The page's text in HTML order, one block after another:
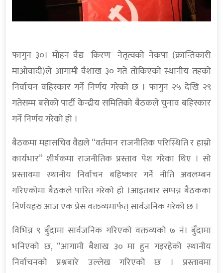
फागुन ३०। मोहन वैद्य ¨किरण¨ नेतृत्वको नेकपा (क्रान्तिकारी
माओवादी)ले आगामी वैशाख ३० गते तोकिएको स्थानीय तहको
निर्वाचन वहिस्कार गर्ने निर्णय गरेको छ । फागुन २५ देखि २९
गतेसम्म बसेको पार्टी केन्द्रीय समितिको बैठकले चुनाव बहिस्कार
गर्ने निर्णय गरेको हो ।
बैठकमा महासचिव वैद्यले “वर्तमान राजनीतिक परिस्थिति र हाम्रो
कार्यभार” शीर्षकमा राजनीतिक प्रस्ताव पेश गरेका थिए । सो
प्रस्तावमा स्थानीय निर्वाचन बहिष्कार गर्ने नीति अवलम्बन
गरिएकोमा बैठकले पारित गरेको हो ।आइतबार सम्पन्न बैठकका
निर्णयहरु आज एक प्रेस वक्तव्यमार्फत् सार्वजनिक गरेको छ ।
विभिन्न ९ बुँदामा सार्वजनिक गरिएको वक्तव्यको ७ नं। बुँदामा
भनिएको छ, “आगामी बैशाख ३० मा हुन गइरहेको स्थानीय
निर्वाचनको प्रश्नबारे उल्लेख गरिएको छ । प्रस्तावमा